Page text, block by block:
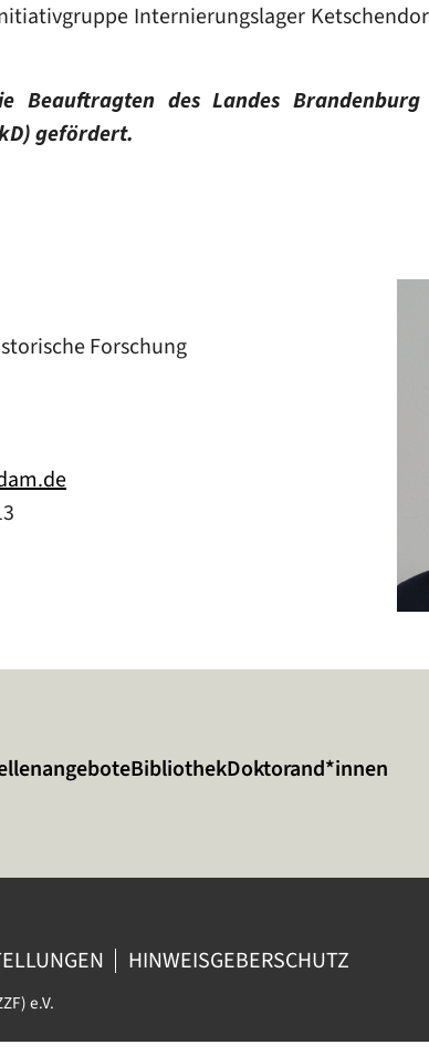
Internierungslager
Beauftragten des Landes
gefördert.
Forschung
BibliothekDoktorand*innen
HINWEISGEBERSCHUTZ
e.V.